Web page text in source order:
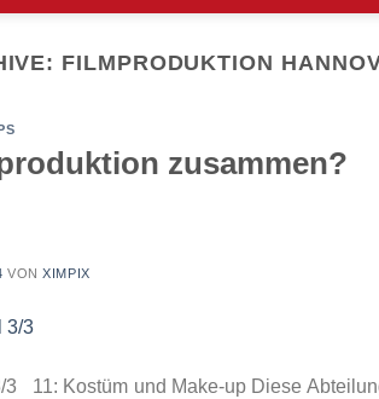
FILMPRODUKTION
zusammen?
VONXIMPIX
3 11: Kostüm und Make-up Diese